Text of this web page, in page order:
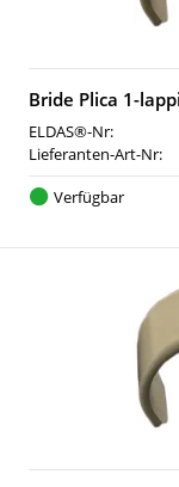
Bride Plica 1-
ELDAS®-Nr:
Lieferanten-Art-Nr:
Verfügbar